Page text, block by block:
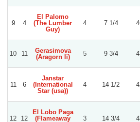
9 4
El Palomo
(The Lumber
Guy)
4 7 1/4
10 11
Gerasimova
(Aragorn Ii)
5 9 3/4
11 6
Janstar
(International
Star (usa))
4 14 1/2
12 12
El Lobo Paga
(Flameaway
3 14 3/4